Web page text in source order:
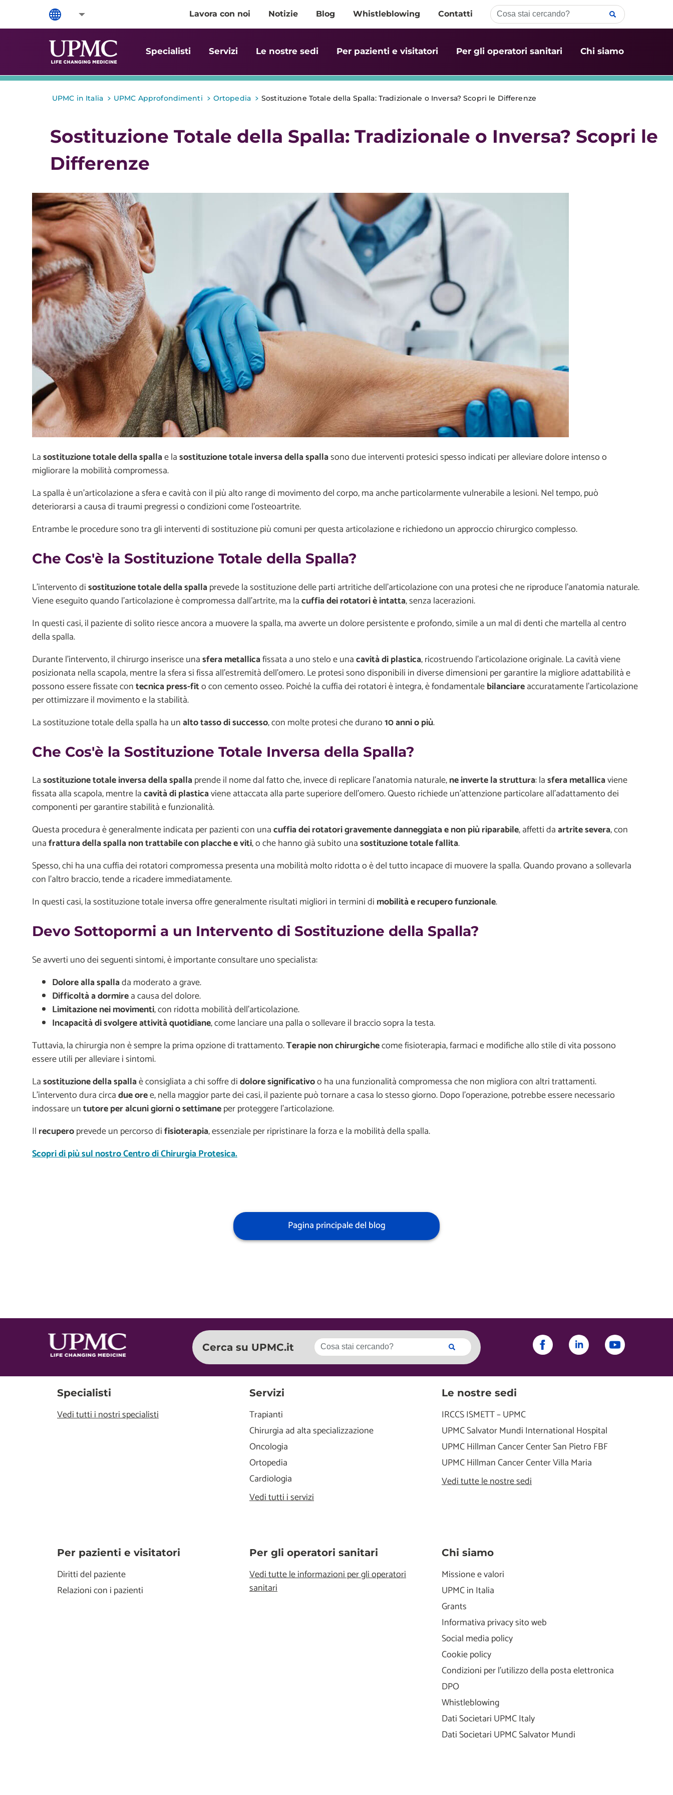
Lavora con noi Notizie Blog Whistleblowing Contatti
Specialisti Servizi Le nostre sedi Per pazienti e visitatori Per gli operatori sanitari Chi siamo
UPMC in Italia > UPMC Approfondimenti > Ortopedia > Sostituzione Totale della Spalla: Tradizionale o Inversa? Scopri le Differenze
Sostituzione Totale della Spalla: Tradizionale o Inversa? Scopri le
Differenze
Lasostituzione totale della spallae lasostituzione totale inversadella spallasono due interventi protesici spesso indicati per alleviare dolore intenso o
migliorare la mobilità compromessa.
La spalla è un'articolazione a sfera e cavità con il più alto range di movimento del corpo, ma anche particolarmente vulnerabile a lesioni. Nel tempo, può
deteriorarsi a causa di traumi pregressi o condizioni come l'osteoartrite.
Entrambe le procedure sono tra gli interventi di sostituzione più comuni per questa articolazione e richiedono un approccio chirurgico complesso.
Che Cos'è la Sostituzione Totale della Spalla?
L'intervento disostituzione totale della spallaprevede la sostituzione delle parti artritiche dell'articolazione con una protesi che ne riproduce l'anatomia naturale.
Viene eseguito quando l’articolazione è compromessa dall’artrite, ma lacuffia deirotatori è intatta, senza lacerazioni.
In questi casi, il paziente di solito riesce ancora a muovere la spalla, ma avverte un dolore persistente e profondo, simile a un mal di denti che martella al centro
della spalla.
Durante l’intervento, il chirurgo inserisce unasfera metallicafissata a uno stelo e unacavità di plastica, ricostruendo l’articolazione originale. La cavità viene
posizionata nella scapola, mentre la sfera si fissa all’estremità dell’omero. Le protesi sono disponibili in diverse dimensioni per garantire la migliore adattabilità e
possono essere fissate contecnica press-fito con cemento osseo. Poiché la cuffia dei rotatori è integra, è fondamentalebilanciareaccuratamente l’articolazione
per ottimizzare il movimento e la stabilità.
La sostituzione totale della spalla ha unalto tasso di successo, con molte protesi che durano10 anni o più.
Che Cos'è la Sostituzione Totale Inversa della Spalla?
Lasostituzione totale inversa della spallaprende il nome dal fatto che, invece di replicare l'anatomia naturale,ne inverte la struttura: lasfera metallicaviene
fissata alla scapola, mentre lacavità di plasticaviene attaccata alla parte superiore dell'omero. Questo richiede un’attenzione particolare all’adattamento dei
componenti per garantire stabilità e funzionalità.
Questa procedura è generalmente indicata per pazienti con unacuffia dei rotatori gravemente danneggiata e non più riparabile, affetti daartrite severa, con
unafratturadella spalla non trattabile con placche e viti, o che hanno già subito unasostituzione totale fallita.
Spesso, chi ha una cuffia dei rotatori compromessa presenta una mobilità molto ridotta o è del tutto incapace di muovere la spalla. Quando provano a sollevarla
con l'altro braccio, tende a ricadere immediatamente.
In questi casi, la sostituzione totale inversa offre generalmente risultati migliori in termini di mobilità e recupero funzionale.
Devo Sottopormi a un Intervento di Sostituzione della Spalla?
Se avverti uno dei seguenti sintomi, è importante consultare uno specialista:
Dolore alla spallada moderato a grave.
Difficoltà a dormirea causa del dolore.
Limitazione nei movimenti, con ridotta mobilità dell’articolazione.
Incapacità di svolgere attività quotidiane, come lanciare una palla o sollevare il braccio sopra la testa.
Tuttavia, la chirurgia non è sempre la prima opzione di trattamento.Terapie non chirurgichecome fisioterapia, farmaci e modifiche allo stile di vita possono
essere utili per alleviare i sintomi.
Lasostituzione della spallaè consigliata a chi soffre didolore significativoo ha una funzionalità compromessa che non migliora con altri trattamenti.
L’intervento dura circadue oree, nella maggior parte dei casi, il paziente può tornare a casa lo stesso giorno. Dopo l’operazione, potrebbe essere necessario
indossare untutore per alcuni giorni o settimaneper proteggere l’articolazione.
Il recuperoprevede un percorso difisioterapia, essenziale per ripristinare la forza e la mobilità della spalla.
Scopri di più sul nostro Centro di Chirurgia Protesica.
Pagina principale del blog
Cerca su UPMC.it
Specialisti
Vedi tutti i nostri specialisti
Servizi
Trapianti
Chirurgia ad alta specializzazione
Oncologia
Ortopedia
Cardiologia
Vedi tutti i servizi
Le nostre sedi
IRCCS ISMETT – UPMC
UPMC Salvator Mundi International Hospital
UPMC Hillman Cancer Center San Pietro FBF
UPMC Hillman Cancer Center Villa Maria
Vedi tutte le nostre sedi
Per pazienti e visitatori
Diritti del paziente
Relazioni con i pazienti
Per gli operatori sanitari
Vedi tutte le informazioni per gli operatori
sanitari
Chi siamo
Missione e valori
UPMC in Italia
Grants
Informativa privacy sito web
Social media policy
Cookie policy
Condizioni per l'utilizzo della posta elettronica
DPO
Whistleblowing
Dati Societari UPMC Italy
Dati Societari UPMC Salvator Mundi